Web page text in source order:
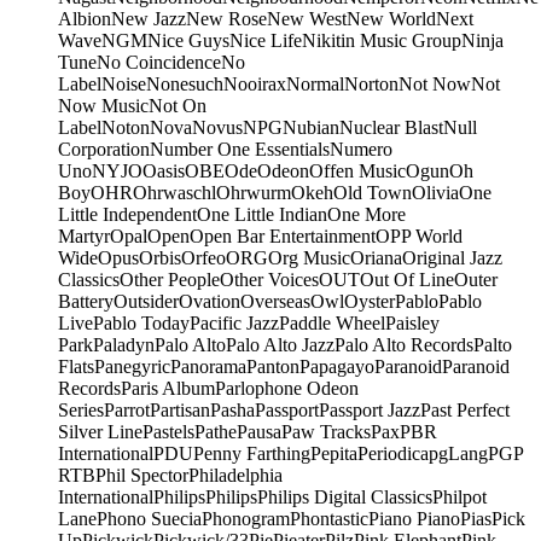
AlbionNew JazzNew RoseNew WestNew WorldNext
WaveNGMNice GuysNice LifeNikitin Music GroupNinja
TuneNo CoincidenceNo
LabelNoiseNonesuchNooiraxNormalNortonNot NowNot
Now MusicNot On
LabelNotonNovaNovusNPGNubianNuclear BlastNull
CorporationNumber One EssentialsNumero
UnoNYJOOasisOBEOdeOdeonOffen MusicOgunOh
BoyOHROhrwaschlOhrwurmOkehOld TownOliviaOne
Little IndependentOne Little IndianOne More
MartyrOpalOpenOpen Bar EntertainmentOPP World
WideOpusOrbisOrfeoORGOrg MusicOrianaOriginal Jazz
ClassicsOther PeopleOther VoicesOUTOut Of LineOuter
BatteryOutsiderOvationOverseasOwlOysterPabloPablo
LivePablo TodayPacific JazzPaddle WheelPaisley
ParkPaladynPalo AltoPalo Alto JazzPalo Alto RecordsPalto
FlatsPanegyricPanoramaPantonPapagayoParanoidParanoid
RecordsParis AlbumParlophone Odeon
SeriesParrotPartisanPashaPassportPassport JazzPast Perfect
Silver LinePastelsPathePausaPaw TracksPaxPBR
InternationalPDUPenny FarthingPepitaPeriodicapgLangPGP
RTBPhil SpectorPhiladelphia
InternationalPhilipsPhilipsPhilips Digital ClassicsPhilpot
LanePhono SueciaPhonogramPhontasticPiano PianoPiasPick